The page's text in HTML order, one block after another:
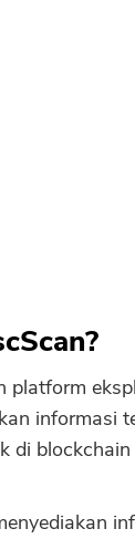
platform
informasi
di